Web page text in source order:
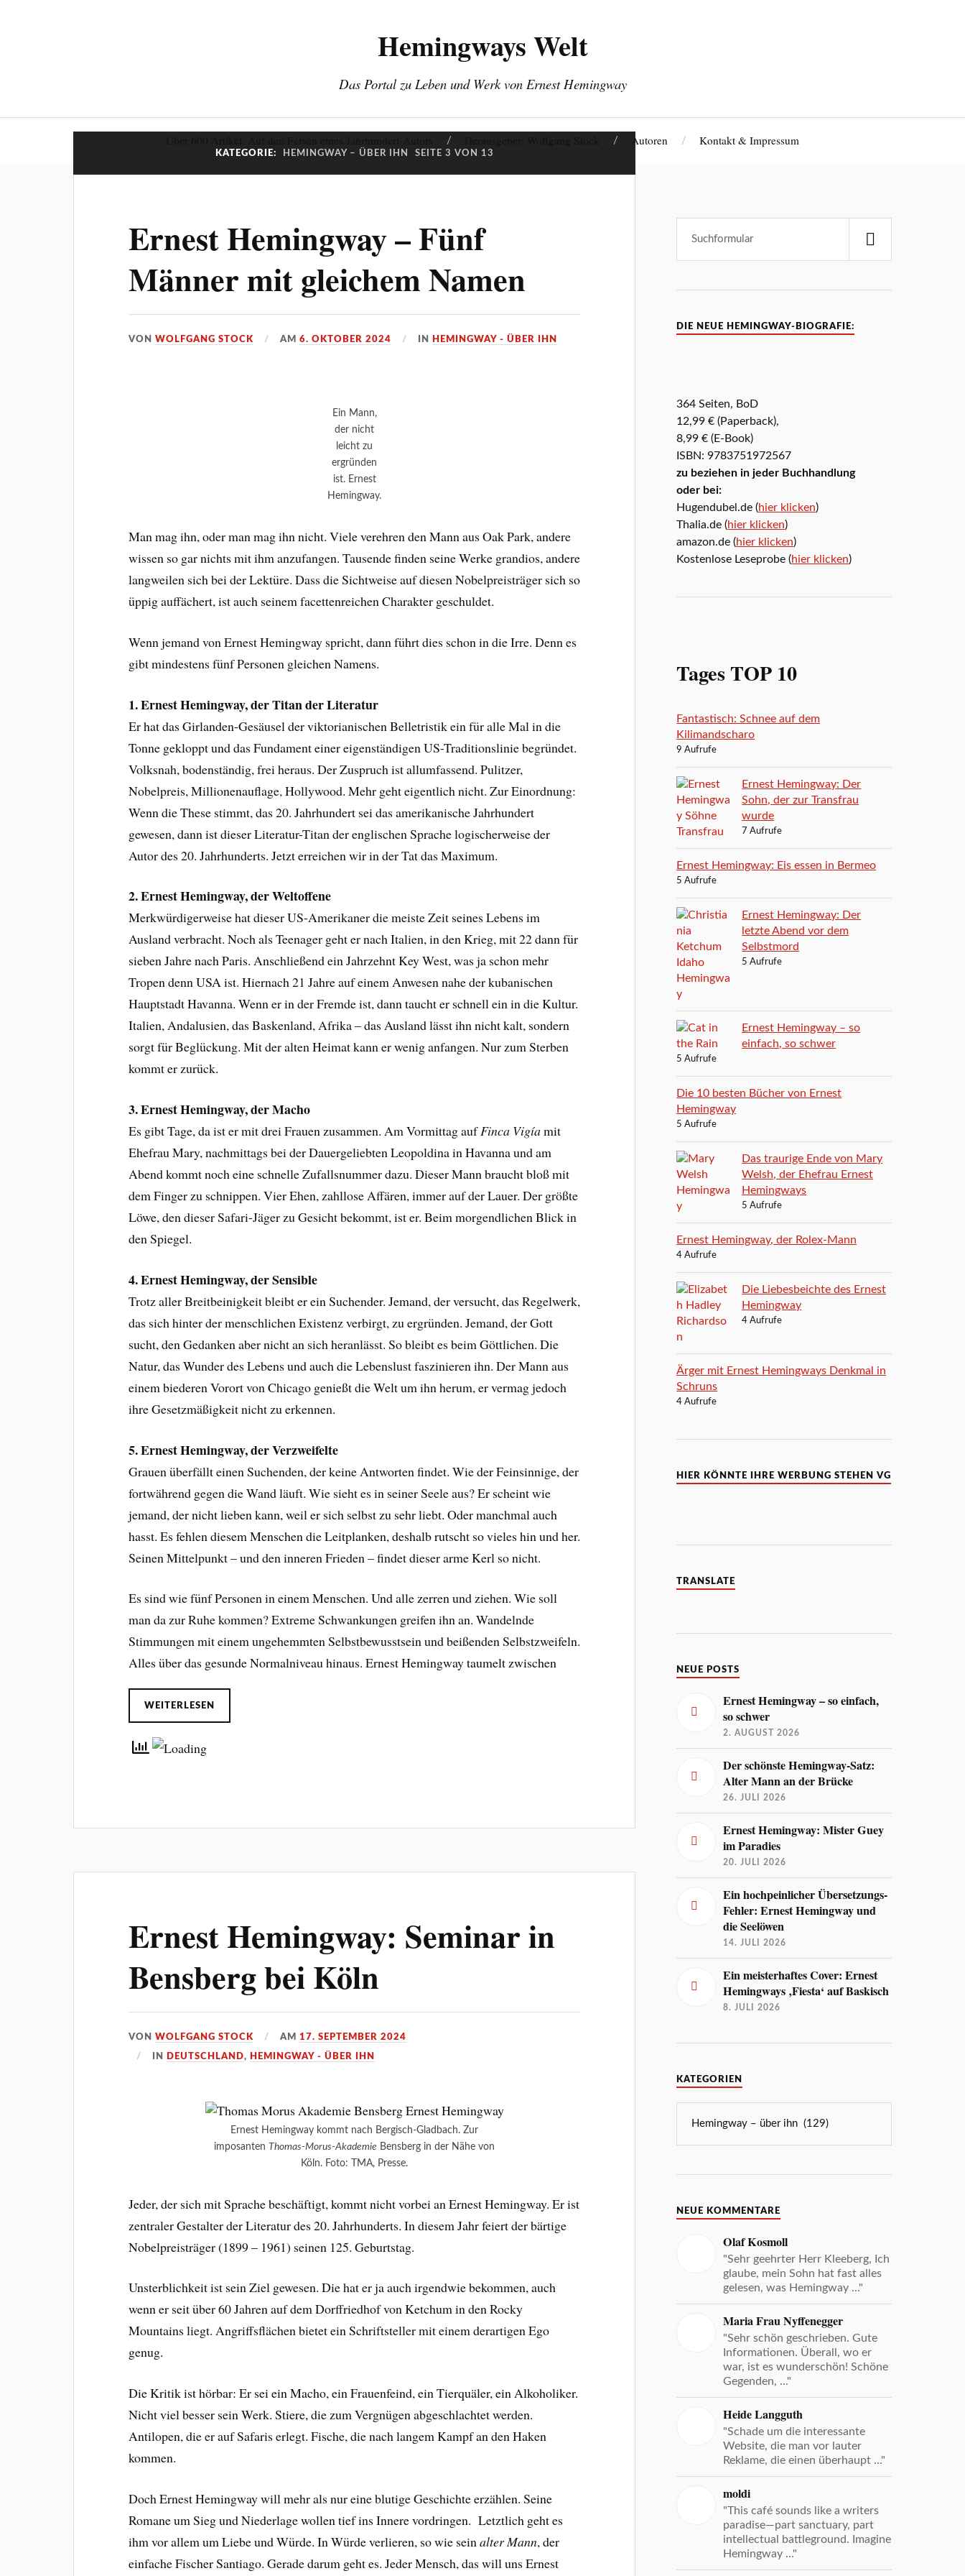
Hemingways Welt
Das Portal zu Leben und Werk von Ernest Hemingway
Autoren Kontakt & Impressum
KATEGORIE: HEMINGWAY – ÜBER IHN SEITE 3 VON 13
Ernest Hemingway – Fünf
Männer mit gleichem Namen
VONWOLFGANG STOCK AM6. OKTOBER 2024 IN HEMINGWAY - ÜBER IHN
Ein Mann,
der nicht
leicht zu
ergründen
ist. Ernest
Hemingway.
Man mag ihn, oder man mag ihn nicht. Viele verehren den Mann aus Oak Park, andere
wissen so gar nichts mit ihm anzufangen. Tausende finden seine Werke grandios, andere
langweilen sich bei der Lektüre. Dass die Sichtweise auf diesen Nobelpreisträger sich so
üppig auffächert, ist auch seinem facettenreichen Charakter geschuldet.
Wenn jemand von Ernest Hemingway spricht, dann führt dies schon in die Irre. Denn es
gibt mindestens fünf Personen gleichen Namens.
1. Ernest Hemingway, der Titan der Literatur
Er hat das Girlanden-Gesäusel der viktorianischen Belletristik ein für alle Mal in die
Tonne gekloppt und das Fundament einer eigenständigen US-Traditionslinie begründet.
Volksnah, bodenständig, frei heraus. Der Zuspruch ist allumfassend. Pulitzer,
Nobelpreis, Millionenauflage, Hollywood. Mehr geht eigentlich nicht. Zur Einordnung:
Wenn die These stimmt, das 20. Jahrhundert sei das amerikanische Jahrhundert
gewesen, dann ist dieser Literatur-Titan der englischen Sprache logischerweise der
Autor des 20. Jahrhunderts. Jetzt erreichen wir in der Tat das Maximum.
2. Ernest Hemingway, der Weltoffene
Merkwürdigerweise hat dieser US-Amerikaner die meiste Zeit seines Lebens im
Ausland verbracht. Noch als Teenager geht er nach Italien, in den Krieg, mit 22 dann für
sieben Jahre nach Paris. Anschließend ein Jahrzehnt Key West, was ja schon mehr
Tropen denn USA ist. Hiernach 21 Jahre auf einem Anwesen nahe der kubanischen
Hauptstadt Havanna. Wenn er in der Fremde ist, dann taucht er schnell ein in die Kultur.
Italien, Andalusien, das Baskenland, Afrika – das Ausland lässt ihn nicht kalt, sondern
sorgt für Beglückung. Mit der alten Heimat kann er wenig anfangen. Nur zum Sterben
kommt er zurück.
3. Ernest Hemingway, der Macho
Es gibt Tage, da ist er mit drei Frauen zusammen. Am Vormittag aufFinca Vigíamit
Ehefrau Mary, nachmittags bei der Dauergeliebten Leopoldina in Havanna und am
Abend kommt noch eine schnelle Zufallsnummer dazu. Dieser Mann braucht bloß mit
dem Finger zu schnippen. Vier Ehen, zahllose Affären, immer auf der Lauer. Der größte
Löwe, den dieser Safari-Jäger zu Gesicht bekommt, ist er. Beim morgendlichen Blick in
den Spiegel.
4. Ernest Hemingway, der Sensible
Trotz aller Breitbeinigkeit bleibt er ein Suchender. Jemand, der versucht, das Regelwerk,
das sich hinter der menschlichen Existenz verbirgt, zu ergründen. Jemand, der Gott
sucht, den Gedanken aber nicht an sich heranlässt. So bleibt es beim Göttlichen. Die
Natur, das Wunder des Lebens und auch die Lebenslust faszinieren ihn. Der Mann aus
einem biederen Vorort von Chicago genießt die Welt um ihn herum, er vermag jedoch
ihre Gesetzmäßigkeit nicht zu erkennen.
5. Ernest Hemingway, der Verzweifelte
Grauen überfällt einen Suchenden, der keine Antworten findet. Wie der Feinsinnige, der
fortwährend gegen die Wand läuft. Wie sieht es in seiner Seele aus? Er scheint wie
jemand, der nicht lieben kann, weil er sich selbst zu sehr liebt. Oder manchmal auch
hasst. Es fehlen diesem Menschen die Leitplanken, deshalb rutscht so vieles hin und her.
Seinen Mittelpunkt – und den inneren Frieden – findet dieser arme Kerl so nicht.
Es sind wie fünf Personen in einem Menschen. Und alle zerren und ziehen. Wie soll
man da zur Ruhe kommen? Extreme Schwankungen greifen ihn an. Wandelnde
Stimmungen mit einem ungehemmten Selbstbewusstsein und beißenden Selbstzweifeln.
Alles über das gesunde Normalniveau hinaus. Ernest Hemingway taumelt zwischen
WEITERLESEN
Ernest Hemingway: Seminar in
Bensberg bei Köln
VONWOLFGANG STOCK AM17. SEPTEMBER 2024
IN DEUTSCHLAND, HEMINGWAY - ÜBER IHN
Ernest Hemingway kommt nach Bergisch-Gladbach. Zur
imposantenThomas-Morus-Akademie Bensberg in der Nähe von
Köln. Foto: TMA, Presse.
Jeder, der sich mit Sprache beschäftigt, kommt nicht vorbei an Ernest Hemingway. Er ist
zentraler Gestalter der Literatur des 20. Jahrhunderts. In diesem Jahr feiert der bärtige
Nobelpreisträger (1899 – 1961) seinen 125. Geburtstag.
Unsterblichkeit ist sein Ziel gewesen. Die hat er ja auch irgendwie bekommen, auch
wenn er seit über 60 Jahren auf dem Dorffriedhof von Ketchum in den Rocky
Mountains liegt. Angriffsflächen bietet ein Schriftsteller mit einem derartigen Ego
genug.
Die Kritik ist hörbar: Er sei ein Macho, ein Frauenfeind, ein Tierquäler, ein Alkoholiker.
Nicht viel besser sein Werk. Stiere, die zum Vergnügen abgeschlachtet werden.
Antilopen, die er auf Safaris erlegt. Fische, die nach langem Kampf an den Haken
kommen.
Doch Ernest Hemingway will mehr als nur eine blutige Geschichte erzählen. Seine
Romane um Sieg und Niederlage wollen tief ins Innere vordringen. Letztlich geht es
ihm vor allem um Liebe und Würde. In Würde verlieren, so wie seinalter Mann, der
einfache Fischer Santiago. Gerade darum geht es. Jeder Mensch, das will uns Ernest
DIE NEUE HEMINGWAY-BIOGRAFIE:
364 Seiten, BoD
12,99 € (Paperback),
8,99 € (E-Book)
ISBN: 9783751972567
zu beziehen in jeder Buchhandlung
oder bei:
Hugendubel.de (hier klicken)
Thalia.de (hier klicken)
amazon.de (hier klicken)
Kostenlose Leseprobe (hier klicken)
Tages TOP 10
Fantastisch: Schnee auf dem
Kilimandscharo
9 Aufrufe
Ernest Hemingway: Der
Sohn, der zur Transfrau
wurde
7 Aufrufe
Ernest Hemingway: Eis essen in Bermeo
5 Aufrufe
Ernest Hemingway: Der
letzte Abend vor dem
Selbstmord
5 Aufrufe
Ernest Hemingway – so
einfach, so schwer
5 Aufrufe
Die 10 besten Bücher von Ernest
Hemingway
5 Aufrufe
Das traurige Ende von Mary
Welsh, der Ehefrau Ernest
Hemingways
5 Aufrufe
Ernest Hemingway, der Rolex-Mann
4 Aufrufe
Die Liebesbeichte des Ernest
Hemingway
4 Aufrufe
Ärger mit Ernest Hemingways Denkmal in
Schruns
4 Aufrufe
HIER KÖNNTE IHRE WERBUNG STEHEN VG
TRANSLATE
NEUE POSTS
Ernest Hemingway – so einfach,
so schwer
2. AUGUST 2026
Der schönste Hemingway-Satz:
Alter Mann an der Brücke
26. JULI 2026
Ernest Hemingway: Mister Guey
im Paradies
20. JULI 2026
Ein hochpeinlicher Übersetzungs-
Fehler: Ernest Hemingway und
die Seelöwen
14. JULI 2026
Ein meisterhaftes Cover: Ernest
Hemingways ‚Fiesta‘ auf Baskisch
8. JULI 2026
KATEGORIEN
NEUE KOMMENTARE
Olaf Kosmoll
"Sehr geehrter Herr Kleeberg, Ich
glaube, mein Sohn hat fast alles
gelesen, was Hemingway ..."
Maria Frau Nyffenegger
"Sehr schön geschrieben. Gute
Informationen. Überall, wo er
war, ist es wunderschön! Schöne
Gegenden, ..."
Heide Langguth
"Schade um die interessante
Website, die man vor lauter
Reklame, die einen überhaupt ..."
moldi
"This café sounds like a writers
paradise—part sanctuary, part
intellectual battleground. Imagine
Hemingway ..."